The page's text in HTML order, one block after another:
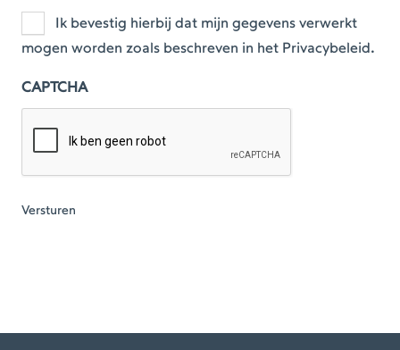
Ik bevestig hierbij dat mijn gegevens verwerkt
mogen worden zoals beschreven in het Privacybeleid.
CAPTCHA